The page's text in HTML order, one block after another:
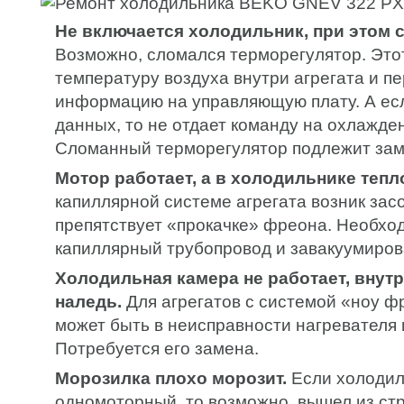
Не включается холодильник, при этом
Возможно, сломался терморегулятор.
температуру воздуха внутри агрегата и
информацию на управляющую плату. А
данных, то не отдает команду на
Сломанный терморегулятор подлежит
Мотор работает, а в холодильнике
капиллярной системе агрегата возник
препятствует «прокачке» фреона.
капиллярный трубопровод и
Холодильная камера не работает,
наледь. Для агрегатов с системой «ноу
может быть в неисправности нагревателя
Потребуется его замена.
Морозилка плохо морозит. Если